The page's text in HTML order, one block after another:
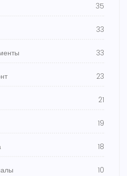
35
33
33
23
21
19
18
10